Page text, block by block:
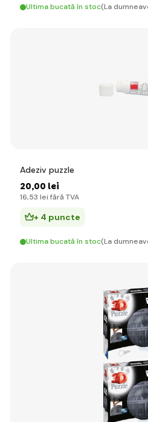
Ultima bucată în stoc(La
Adeziv puzzle
20,00 lei
16,53 lei fără TVA
+ 4 puncte
Ultima bucată în stoc(La